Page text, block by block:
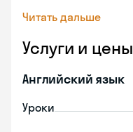
Читать дальше
Услуги и цены
Английский язык
Уроки